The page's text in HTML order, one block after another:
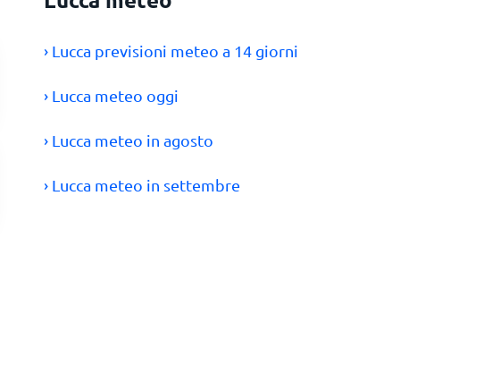
› Lucca previsioni meteo a 14 giorni
› Lucca meteo oggi
› Lucca meteo in agosto
› Lucca meteo in settembre